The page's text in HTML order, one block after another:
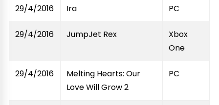
29/4/2016 Ira PC
29/4/2016 JumpJet Rex
Xbox
One
29/4/2016
Melting Hearts: Our
Love Will Grow 2
PC